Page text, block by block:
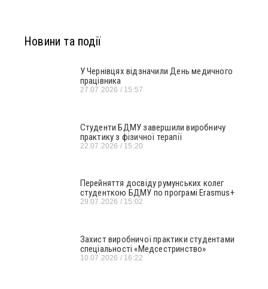
Новини та події
У Чернівцях відзначили День медичного
працівника
27.07.2026 15:57
Студенти БДМУ завершили виробничу
практику з фізичної терапії
22.07.2026 15:20
Перейняття досвіду румунських колег
студенткою БДМУ по програмі Erasmus+
29.07.2026 15:02
Захист виробничої практики студентами
спеціальності «Медсестринство»
10.07.2026 16:22